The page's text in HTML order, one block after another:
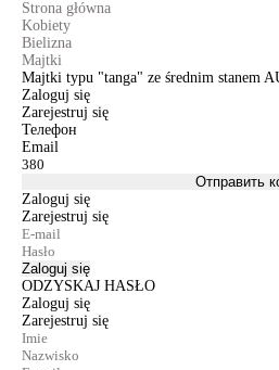
Strona główna
Kobiety
Bielizna
Majtki
Majtki typu "tanga" ze średnim stanem
Zaloguj się
Zarejestruj się
Телефон
Email
Отправить
Zaloguj się
Zarejestruj się
Zaloguj się
ODZYSKAJ HASŁO
Zaloguj się
Zarejestruj się